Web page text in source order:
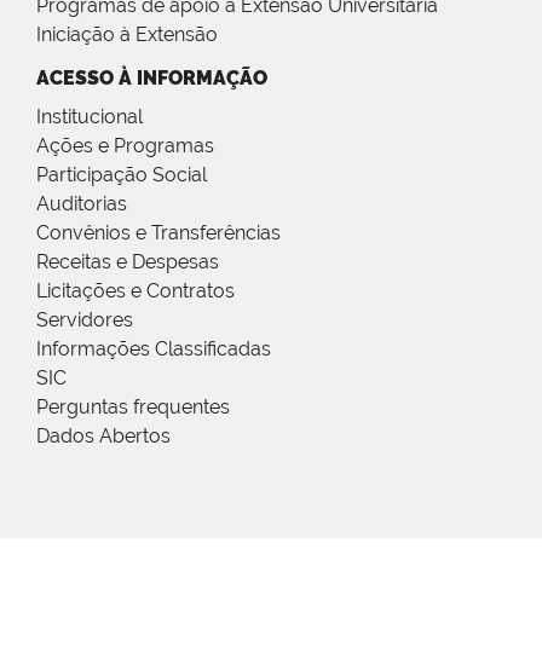
Programas de apoio à Extensão Universitária
Iniciação à Extensão
ACESSO À INFORMAÇÃO
Institucional
Ações e Programas
Participação Social
Auditorias
Convênios e Transferências
Receitas e Despesas
Licitações e Contratos
Servidores
Informações Classificadas
SIC
Perguntas frequentes
Dados Abertos